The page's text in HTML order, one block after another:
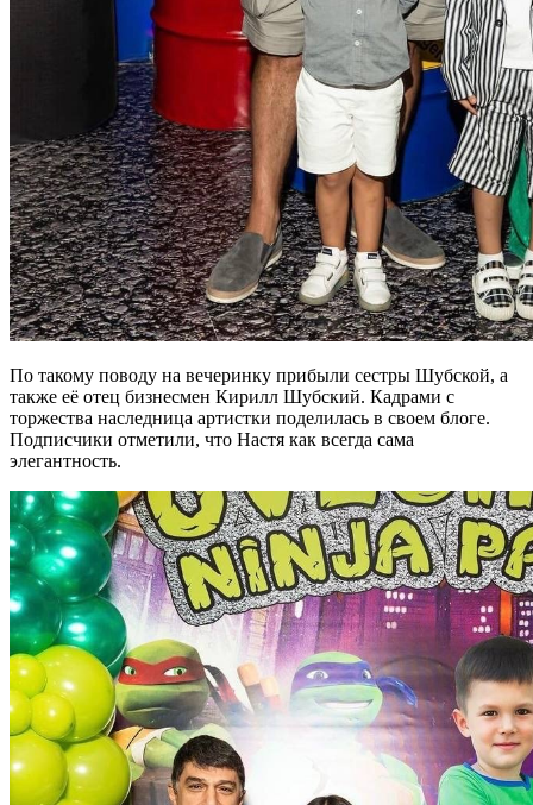
По такому поводу на вечеринку прибыли сестры Шубской, а
также её отец бизнесмен Кирилл Шубский. Кадрами с
торжества наследница артистки поделилась в своем блоге.
Подписчики отметили, что Настя как всегда сама
элегантность.